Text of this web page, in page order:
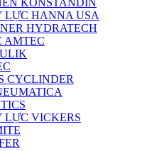
KONSTANDIN
HANNA USA
HYDRATECH
AMTEC
CYCLINDER
VICKERS